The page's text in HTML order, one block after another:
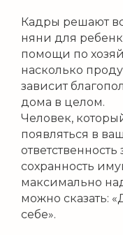
Кадры решают
няни для
помощи по
насколько
зависит
дома в целом.
Человек,
появляться в
сохранность
максимально
можно сказать:
себе».